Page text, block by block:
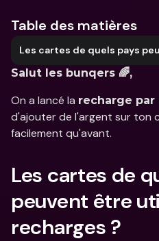
Table des matières
Salut les bunqers 🌈,
On a lancé la recharge par
d'ajouter de l'argent sur ton
facilement qu'avant.
Les cartes de
peuvent être
recharges ?